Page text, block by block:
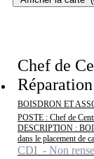
Chef de
BOISDRON ET
POSTE : Chef de
DESCRIPTION :
dans le placement de
CDI - Non